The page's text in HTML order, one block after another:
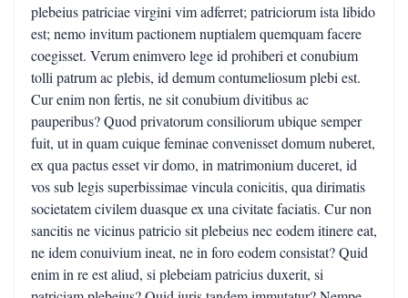
plebeius patriciae virgini vim adferret; patriciorum ista libido
est; nemo invitum pactionem nuptialem quemquam facere
coegisset. Verum enimvero lege id prohiberi et conubium
tolli patrum ac plebis, id demum contumeliosum plebi est.
Cur enim non fertis, ne sit conubium divitibus ac
pauperibus? Quod privatorum consiliorum ubique semper
fuit, ut in quam cuique feminae convenisset domum nuberet,
ex qua pactus esset vir domo, in matrimonium duceret, id
vos sub legis superbissimae vincula conicitis, qua dirimatis
societatem civilem duasque ex una civitate faciatis. Cur non
sancitis ne vicinus patricio sit plebeius nec eodem itinere eat,
ne idem conuivium ineat, ne in foro eodem consistat? Quid
enim in re est aliud, si plebeiam patricius duxerit, si